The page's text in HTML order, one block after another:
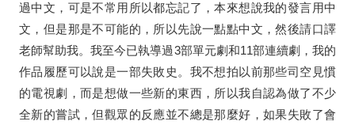
過中文，可是不常用所以都忘記了，本來想說我的發言用中
文，但是那是不可能的，所以先說一點點中文，然後請口譯
老師幫助我。我至今已執導過3部單元劇和11部連續劇，我的
作品履歷可以說是一部失敗史。我不想拍以前那些司空見慣
的電視劇，而是想做一些新的東西，所以我自認為做了不少
全新的嘗試，但觀眾的反應並不總是那麼好，如果失敗了會